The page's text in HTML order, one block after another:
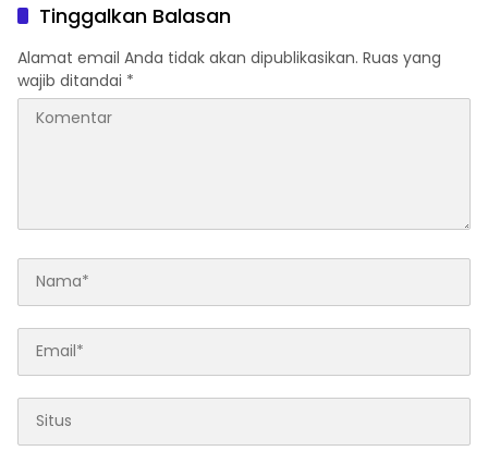
Tinggalkan Balasan
Alamat email Anda tidak akan dipublikasikan. Ruas yang
wajib ditandai *